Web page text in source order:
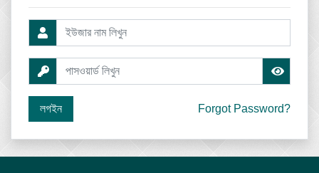
Forgot Password?